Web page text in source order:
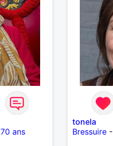
70 ans
tonela
Bressuire -